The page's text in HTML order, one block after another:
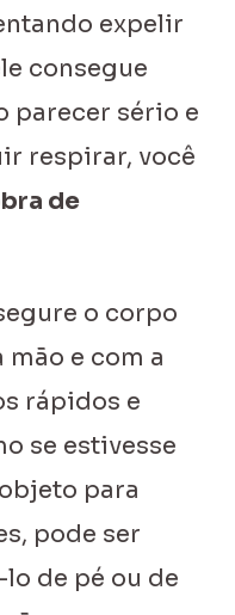
expelir
consegue
parecer sério e
respirar, você
de
o corpo
e com a
rápidos e
se estivesse
para
pode ser
de pé ou de